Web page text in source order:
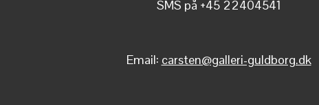
SMS på +45 22404541
Email: carsten@galleri-guldborg.dk